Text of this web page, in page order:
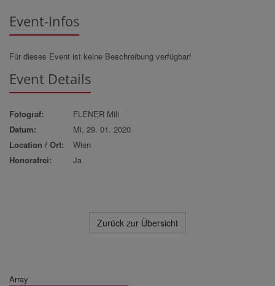
Event-Infos
Für dieses Event ist keine Beschreibung verfügbar!
Event Details
Fotograf:
FLENER Mili
Datum:
Mi, 29. 01. 2020
Location / Ort:
Wien
Honorafrei:
Ja
Zurück zur Übersicht
Array